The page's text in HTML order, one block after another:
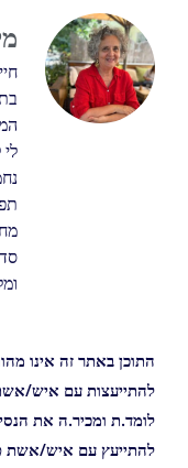
התוכן באתר זה אינו
להתייעצות עם איש/
לומד.ת ומכיר.ה את
להתייעץ עם איש/אשת